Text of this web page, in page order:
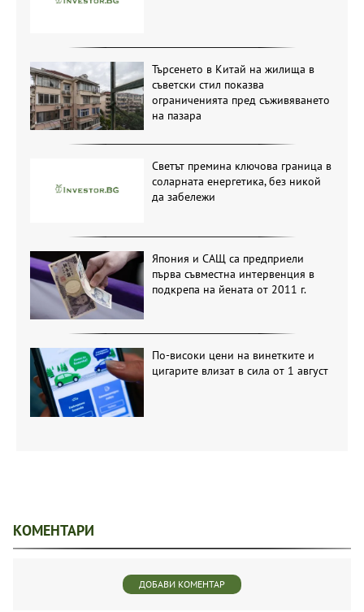
Търсенето в Китай на жилища в
съветски стил показва
ограниченията пред съживяването
на пазара
Светът премина ключова граница в
соларната енергетика, без никой
да забележи
Япония и САЩ са предприели
първа съвместна интервенция в
подкрепа на йената от 2011 г.
По-високи цени на винетките и
цигарите влизат в сила от 1 август
КОМЕНТАРИ
ДОБАВИ КОМЕНТАР